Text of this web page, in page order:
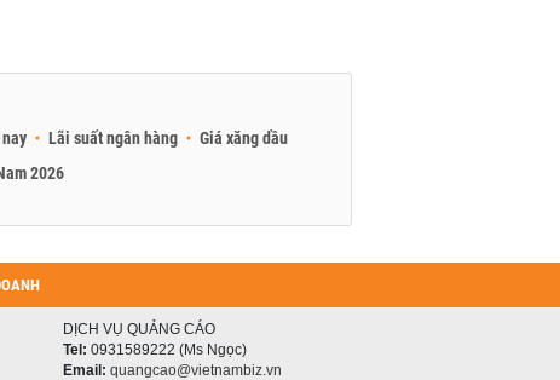
Lãi suất ngân hàng
Giá xăng dầu
2026
DỊCH VỤ QUẢNG CÁO
Tel: 0931589222 (Ms Ngọc)
Email: quangcao@vietnambiz.vn